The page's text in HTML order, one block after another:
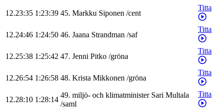
12.23:35 1:23:39 45. Markku Siponen /cent
Titta
12.24:46 1:24:50 46. Jaana Strandman /saf
Titta
12.25:38 1:25:42 47. Jenni Pitko /gröna
Titta
12.26:54 1:26:58 48. Krista Mikkonen /gröna
Titta
12.28:10 1:28:14
49. miljö- och klimatminister Sari Multala
/saml
Titta